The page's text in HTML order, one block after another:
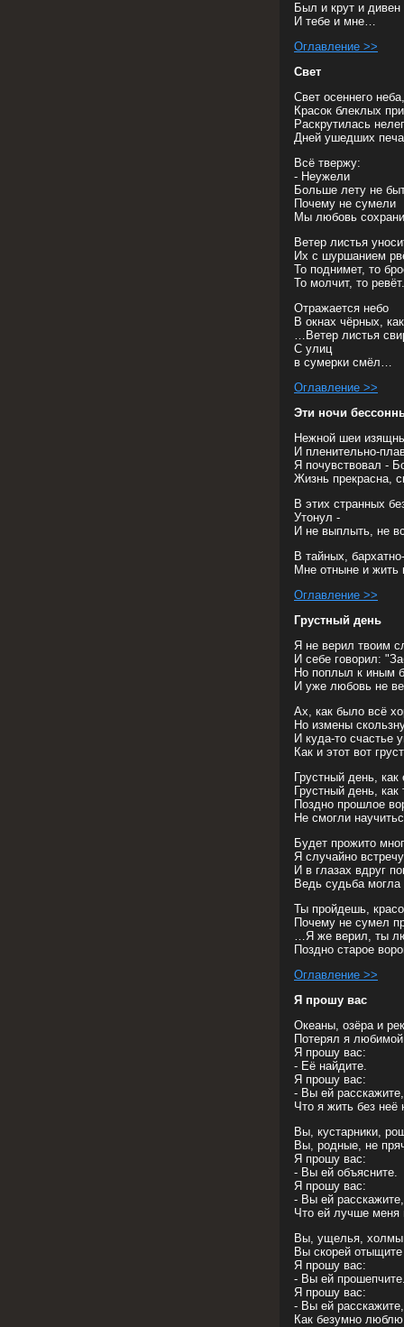
Был и крут и дивен
И тебе и мне…
Оглавление >>
Свет
Свет осеннего неба,
Красок блеклых
Раскрутилась
Дней ушедших
Всё твержу:
- Неужели
Больше лету не
Почему не сумели
Мы любовь
Ветер листья
Их с шуршанием
То поднимет, то
То молчит, то ревёт.
Отражается небо
В окнах чёрных,
…Ветер листья
С улиц
в сумерки смёл…
Оглавление >>
Эти ночи
Нежной шеи
И пленительно-
Я почувствовал -
Жизнь прекрасна,
В этих странных
Утонул -
И не выплыть, не
В тайных,
Мне отныне и
Оглавление >>
Грустный день
Я не верил твоим
И себе говорил:
Но поплыл к иным
И уже любовь не
Ах, как было всё
Но измены
И куда-то счастье
Как и этот вот
Грустный день, как
Грустный день, как
Поздно прошлое
Не смогли
Будет прожито
Я случайно
И в глазах вдруг
Ведь судьба могла
Ты пройдешь,
Почему не сумел
…Я же верил, ты
Поздно старое
Оглавление >>
Я прошу вас
Океаны, озёра и
Потерял я
Я прошу вас:
- Её найдите.
Я прошу вас:
- Вы ей расскажите,
Что я жить без
Вы, кустарники,
Вы, родные, не
Я прошу вас:
- Вы ей объясните.
Я прошу вас:
- Вы ей расскажите,
Что ей лучше меня
Вы, ущелья,
Вы скорей
Я прошу вас:
- Вы ей
Я прошу вас:
- Вы ей расскажите,
Как безумно